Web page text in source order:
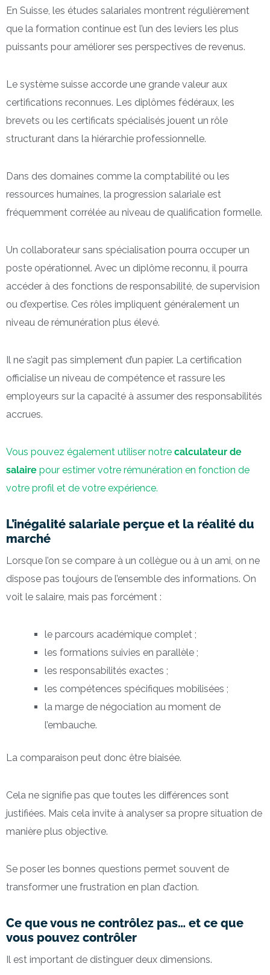
En Suisse, les études salariales montrent régulièrement
que la formation continue est l’un des leviers les plus
puissants pour améliorer ses perspectives de revenus.
Le système suisse accorde une grande valeur aux
certifications reconnues. Les diplômes fédéraux, les
brevets ou les certificats spécialisés jouent un rôle
structurant dans la hiérarchie professionnelle.
Dans des domaines comme la comptabilité ou les
ressources humaines, la progression salariale est
fréquemment corrélée au niveau de qualification formelle.
Un collaborateur sans spécialisation pourra occuper un
poste opérationnel. Avec un diplôme reconnu, il pourra
accéder à des fonctions de responsabilité, de supervision
ou d’expertise. Ces rôles impliquent généralement un
niveau de rémunération plus élevé.
Il ne s’agit pas simplement d’un papier. La certification
officialise un niveau de compétence et rassure les
employeurs sur la capacité à assumer des responsabilités
accrues.
Vous pouvez également utiliser notre calculateur de
salaire pour estimer votre rémunération en fonction de
votre profil et de votre expérience.
L’inégalité salariale perçue et la réalité du
marché
Lorsque l’on se compare à un collègue ou à un ami, on ne
dispose pas toujours de l’ensemble des informations. On
voit le salaire, mais pas forcément :
le parcours académique complet ;
les formations suivies en parallèle ;
les responsabilités exactes ;
les compétences spécifiques mobilisées ;
la marge de négociation au moment de
l’embauche.
La comparaison peut donc être biaisée.
Cela ne signifie pas que toutes les différences sont
justifiées. Mais cela invite à analyser sa propre situation de
manière plus objective.
Se poser les bonnes questions permet souvent de
transformer une frustration en plan d’action.
Ce que vous ne contrôlez pas… et ce que
vous pouvez contrôler
Il est important de distinguer deux dimensions.